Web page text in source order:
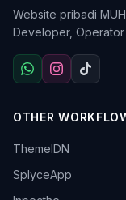
Website pribadi
Developer, Operator
OTHER
ThemeIDN
SplyceApp